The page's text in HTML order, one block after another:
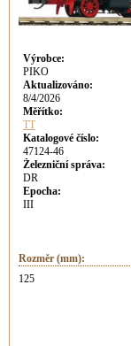
Výrobce:
PIKO
Aktualizováno:
8/4/2026
Měřítko:
TT
Katalogové číslo:
47124-46
Železniční správa:
DR
Epocha:
III
Rozměr (mm):
125